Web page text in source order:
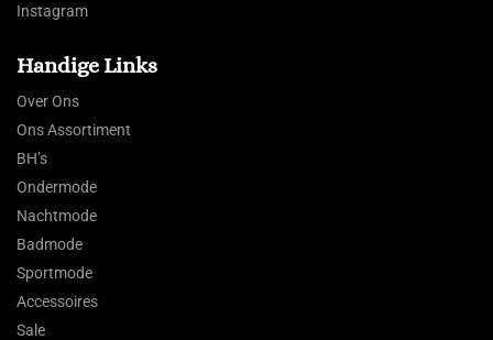
Instagram
Handige Links
Over Ons
Ons Assortiment
BH’s
Ondermode
Nachtmode
Badmode
Sportmode
Accessoires
Sale